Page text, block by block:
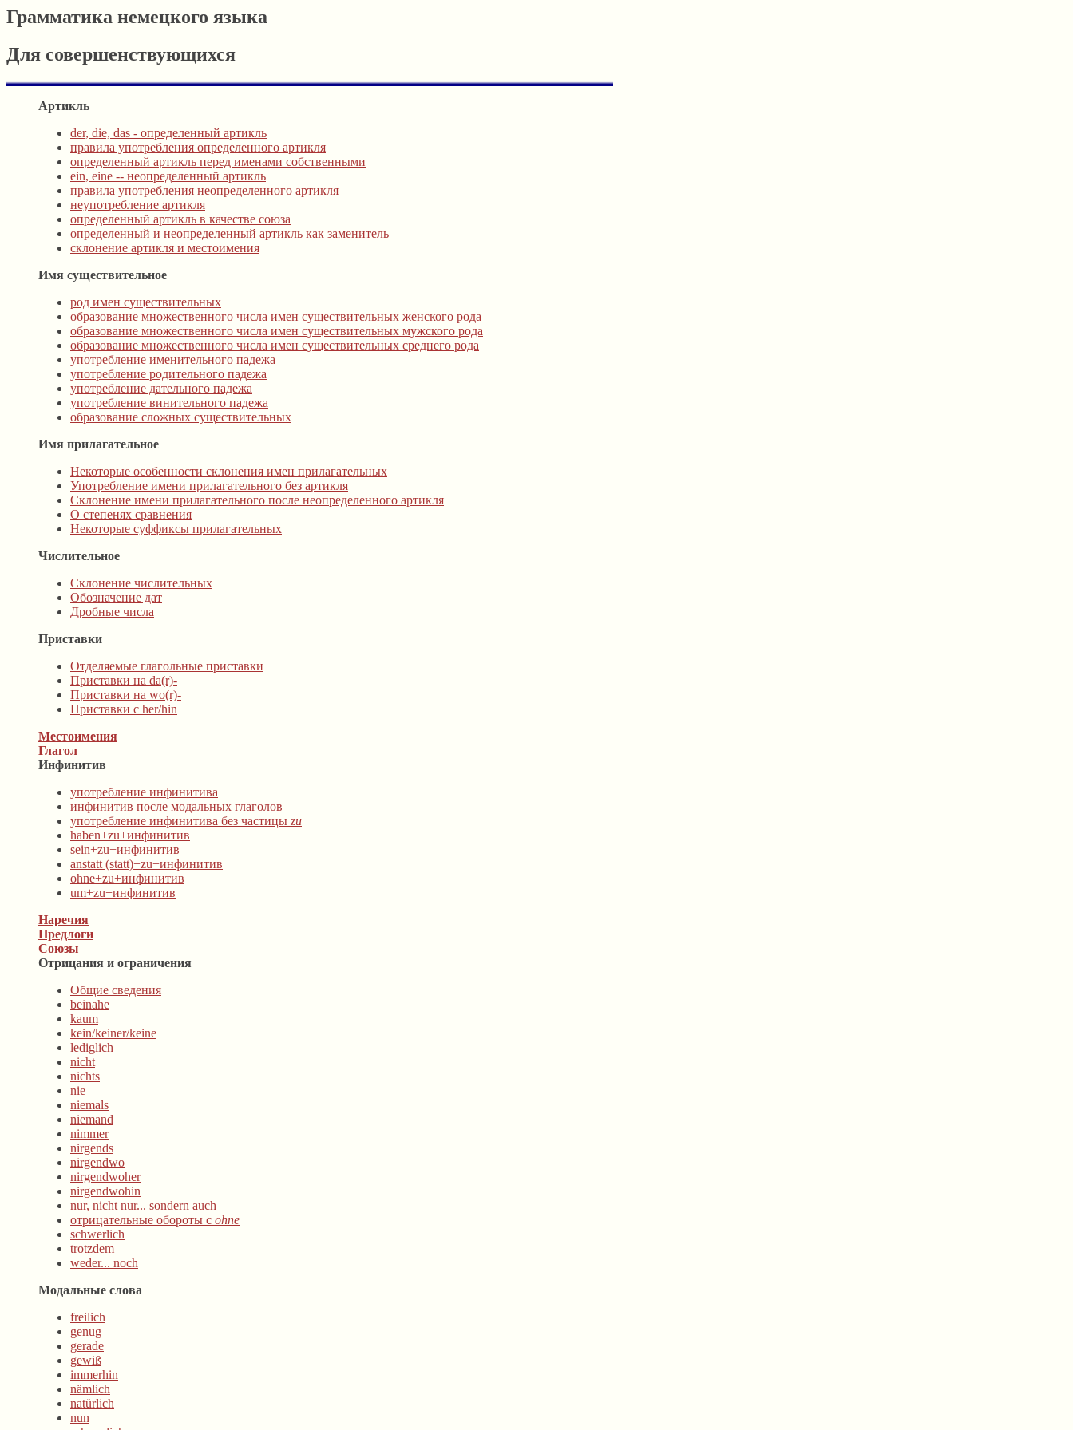
Грамматика немецкого языка
Для совершенствующихся
Артикль
der, die, das - определенный артикль
правила употребления определенного артикля
определенный артикль перед именами собственными
ein, eine -- неопределенный артикль
правила употребления неопределенного артикля
неупотребление артикля
определенный артикль в качестве союза
определенный и неопределенный артикль как заменитель
склонение артикля и местоимения
Имя существительное
род имен существительных
образование множественного числа имен существительных женского рода
образование множественного числа имен существительных мужского рода
образование множественного числа имен существительных среднего рода
употребление именительного падежа
употребление родительного падежа
употребление дательного падежа
употребление винительного падежа
образование сложных существительных
Имя прилагательное
Некоторые особенности склонения имен прилагательных
Употребление имени прилагательного без артикля
Склонение имени прилагательного после неопределенного артикля
О степенях сравнения
Некоторые суффиксы прилагательных
Числительное
Склонение числительных
Обозначение дат
Дробные числа
Приставки
Отделяемые глагольные приставки
Приставки на da(r)-
Приставки на wo(r)-
Приставки с her/hin
Местоимения
Глагол
Инфинитив
употребление инфинитива
инфинитив после модальных глаголов
употребление инфинитива без частицы zu
haben+zu+инфинитив
sein+zu+инфинитив
anstatt (statt)+zu+инфинитив
ohne+zu+инфинитив
um+zu+инфинитив
Наречия
Предлоги
Союзы
Отрицания и ограничения
Общие сведения
beinahe
kaum
kein/keiner/keine
lediglich
nicht
nichts
nie
niemals
niemand
nimmer
nirgends
nirgendwo
nirgendwoher
nirgendwohin
nur, nicht nur... sondern auch
отрицательные обороты с ohne
schwerlich
trotzdem
weder... noch
Модальные слова
freilich
genug
gerade
gewiß
immerhin
nämlich
natürlich
nun